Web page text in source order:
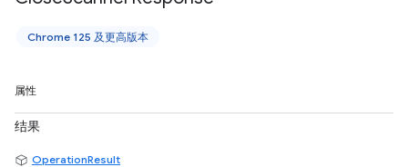
Chrome 125 及更高版本
属性
结果
OperationResult